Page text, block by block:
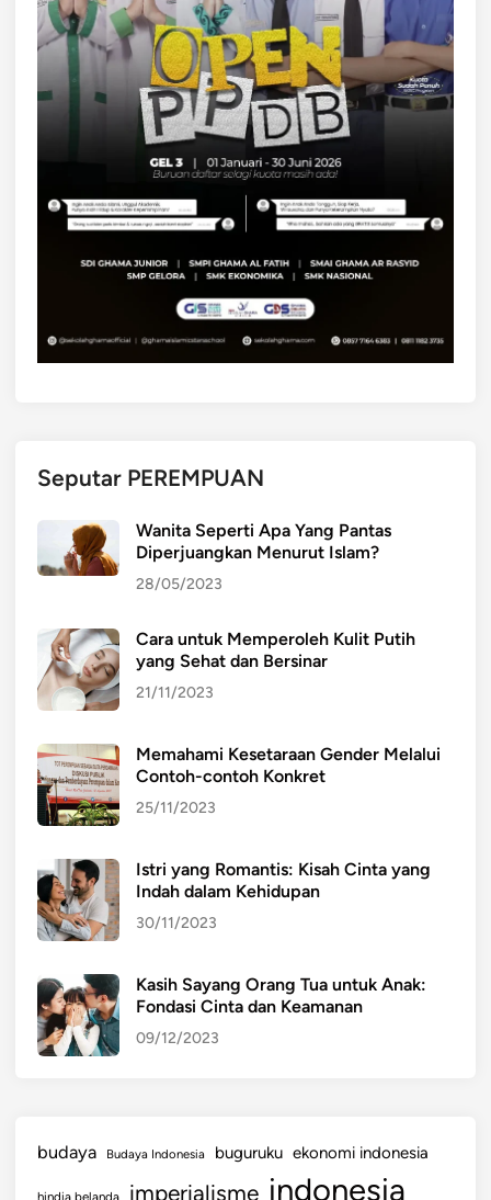
Seputar PEREMPUAN
Wanita Seperti Apa Yang Pantas
Diperjuangkan Menurut Islam?
28/05/2023
Cara untuk Memperoleh Kulit Putih
yang Sehat dan Bersinar
21/11/2023
Memahami Kesetaraan Gender Melalui
Contoh-contoh Konkret
25/11/2023
Istri yang Romantis: Kisah Cinta yang
Indah dalam Kehidupan
30/11/2023
Kasih Sayang Orang Tua untuk Anak:
Fondasi Cinta dan Keamanan
09/12/2023
budaya Budaya Indonesia buguruku ekonomi indonesia
hindia belanda imperialisme indonesia